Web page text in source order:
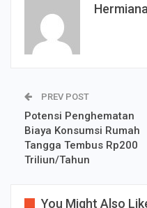
Hermiana
PREV POST
Potensi Penghematan
Biaya Konsumsi Rumah
Tangga Tembus Rp200
Triliun/Tahun
You Might Also